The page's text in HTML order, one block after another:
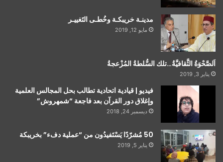
مدينـة خريبكـة وخُطـى التَغييـر
مايو 12, 2019
اَلصَّحْوَةُ الثَّقافيَّةُ…تلك السُّلطةُ المُزْعجةُ
يناير 3, 2019
فيديو | قيادية اتحادية تطالب بحل المجالس العلمية
وإغلاق دور القرآن بعد فاجعة “شمهروش”
ديسمبر 24, 2018
50 مُشرّدًا يَسْتَفيدُون من “عملية دفء” بخريبكة
يناير 5, 2019